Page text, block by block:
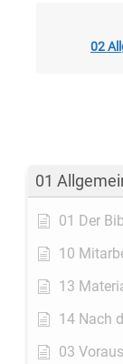
01
01 Der
10
13
14 Nach
03
02